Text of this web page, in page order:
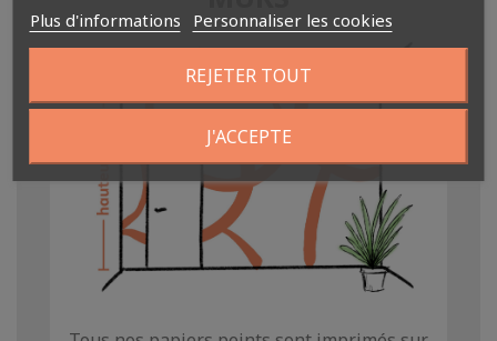
Plus d'informations Personnaliser les cookies
REJETER TOUT
J'ACCEPTE